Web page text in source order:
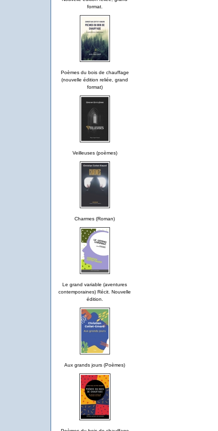
format.
Poèmes du bois de chauffage
(nouvelle édition reliée, grand
format)
Veilleuses (poèmes)
Charmes (Roman)
Le grand variable (aventures
contemporaines) Récit. Nouvelle
édition.
Aux grands jours (Poèmes)